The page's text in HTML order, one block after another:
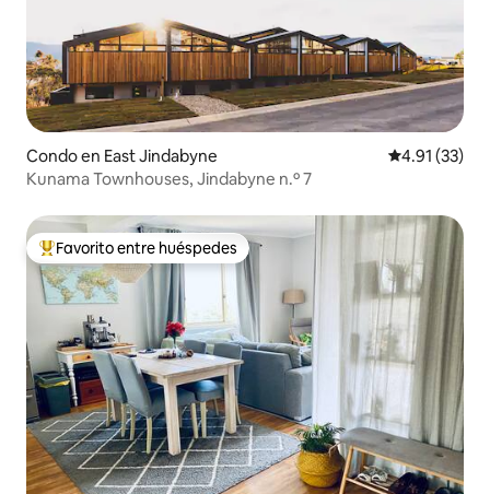
Condo en East Jindabyne Calificación
4.91 (33)
Kunama Townhouses, Jindabyne n.º 7
Favorito entre huéspedes preferido
Favorito entre huéspedes